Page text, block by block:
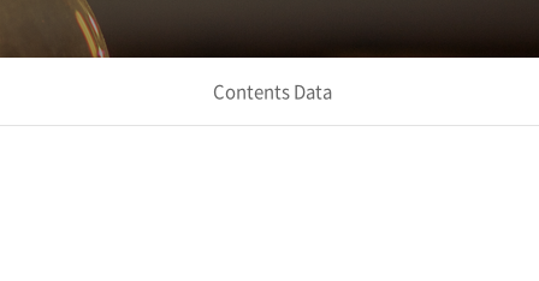
Contents Data